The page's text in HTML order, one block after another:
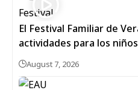
El Festival Familiar de
actividades para los
August 7, 2026